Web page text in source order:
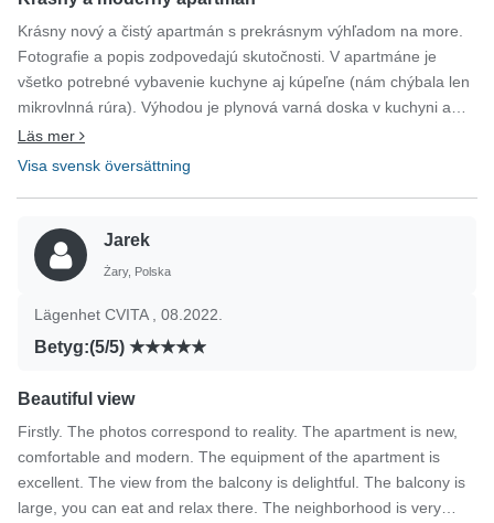
Krásny nový a čistý apartmán s prekrásnym výhľadom na more.
Fotografie a popis zodpovedajú skutočnosti. V apartmáne je
všetko potrebné vybavenie kuchyne aj kúpeľne (nám chýbala len
mikrovlnná rúra). Výhodou je plynová varná doska v kuchyni a
vlastný ohrievač teplej vody v kúpeľni. V izbách sú veľké šatňové
skrine, pohodlné postele. Apartmán je na tichom mieste (pod
Klimatizácia je len v obývacej miestnosti s kuchyňou. Majiteľka je
veľmi príjemná pani, komunikácia s ňou bola výborná.
Läs mer
Visa svensk översättning
Jarek
Żary, Polska
Lägenhet CVITA , 08.2022.
Betyg:(5/5)
Beautiful view
Firstly. The photos correspond to reality. The apartment is new,
comfortable and modern. The equipment of the apartment is
excellent. The view from the balcony is delightful. The balcony is
large, you can eat and relax there. The neighborhood is very